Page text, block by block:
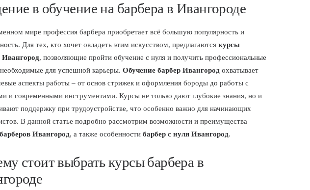
в обучение на барбера в Ивангороде
мире профессия барбера приобретает всё большую популярность и
Для тех, кто хочет овладеть этим искусством, предлагаются курсы
Ивангород, позволяющие пройти обучение с нуля и получить профессиональные
для успешной карьеры. Обучение барбер Ивангород охватывает
аспекты работы – от основ стрижек и оформления бороды до работы с
и современными инструментами. Курсы не только дают глубокие знания, но и
поддержку при трудоустройстве, что особенно важно для начинающих
В данной статье подробно рассмотрим возможности и преимущества
Ивангород, а также особенности барбер с нуля Ивангород.
стоит выбрать курсы барбера в